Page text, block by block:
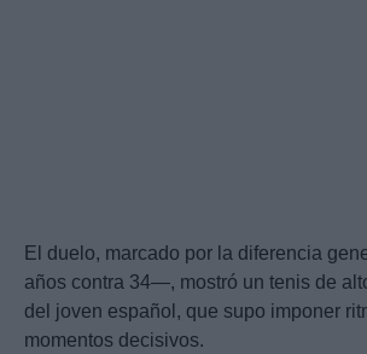
El duelo, marcado por la diferencia
años contra 34—, mostró un tenis de
del joven español, que supo imponer
momentos decisivos.